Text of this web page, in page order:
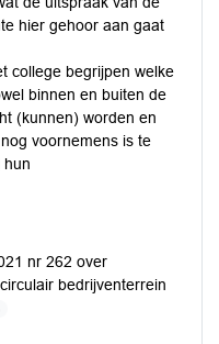
hier gehoor aan gaat
college begrijpen welke
binnen en buiten de
(kunnen) worden en
voornemens is te
hun
nr 262 over
bedrijventerrein